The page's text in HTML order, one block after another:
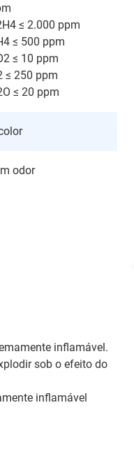
≤ 2.000 ppm
≤ 500 ppm
≤ 10 ppm
≤ 250 ppm
≤ 20 ppm
odor
inflamável.
sob o efeito do
inflamável